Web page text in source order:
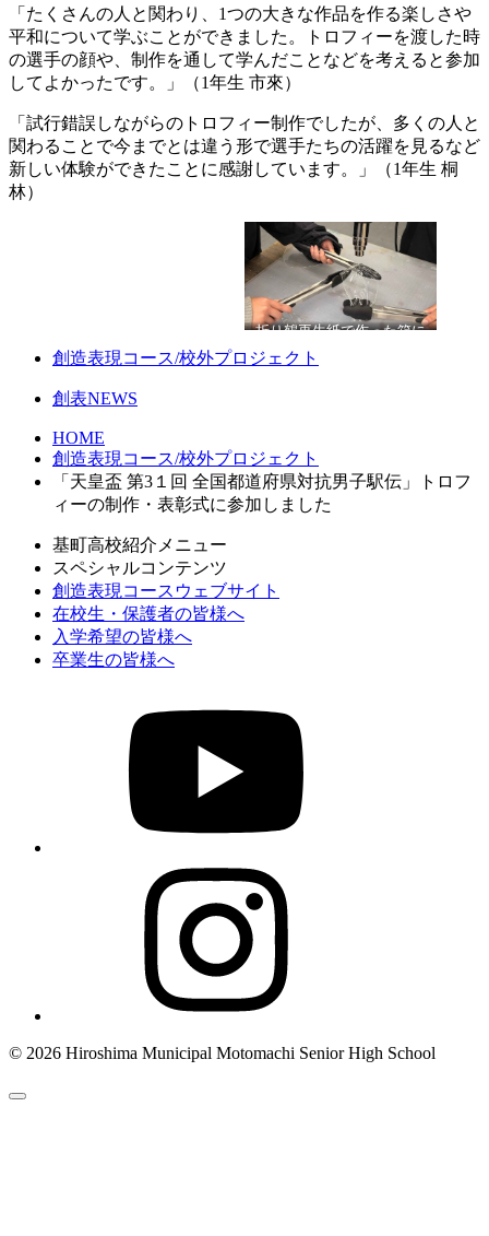
「たくさんの人と関わり、1つの大きな作品を作る楽しさや
平和について学ぶことができました。トロフィーを渡した時
の選手の顔や、制作を通して学んだことなどを考えると参加
してよかったです。」（1年生 市來）
「試行錯誤しながらのトロフィー制作でしたが、多くの人と
関わることで今までとは違う形で選手たちの活躍を見るなど
新しい体験ができたことに感謝しています。」（1年生 桐
林）
折り鶴再生紙で作った箱に
は、昨年度制作した折り鶴
のロゴマークを箔押しして
創造表現コース/校外プロジェクト
創表NEWS
HOME
創造表現コース/校外プロジェクト
「天皇盃 第3１回 全国都道府県対抗男子駅伝」トロフ
ィーの制作・表彰式に参加しました
基町高校紹介メニュー
スペシャルコンテンツ
創造表現コースウェブサイト
在校生・保護者の皆様へ
入学希望の皆様へ
卒業生の皆様へ
© 2026 Hiroshima Municipal Motomachi Senior High School